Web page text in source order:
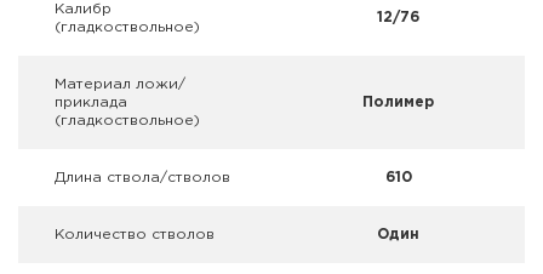
Сигнальные средства
Дартс
Калибр
(гладкоствольное)
12/76
Материал ложи/
приклада
(гладкоствольное)
Полимер
Длина ствола/стволов 610
Количество стволов Один